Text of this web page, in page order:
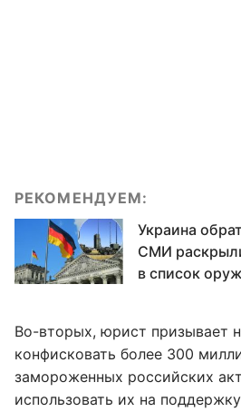
РЕКОМЕНДУЕМ:
Украина
СМИ
в список
Во-вторых, юрист призывает
конфисковать более 300
замороженных российских
использовать их на